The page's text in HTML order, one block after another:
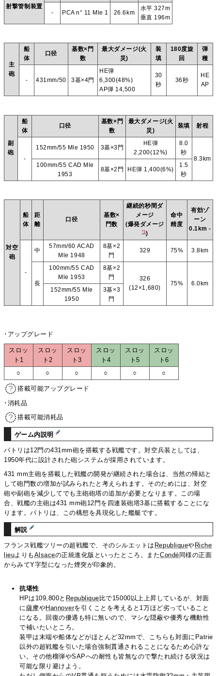
射撃管制装置
- PCA n° 11 Mle 1 26.6km
水平 327m
垂直 196m
主
砲
船
体
口径
基数×門
数
最大ダメージ(火
災)
装
填
180度旋
回
弾
種
- 431mm/50 3基×4門
HE弾
6,300(48%)
AP弾 14,500
30
秒
36秒
HE
AP
副
砲
船
体
口径
基数×門
数
最大ダメージ(火
災)
装填 射程
-
152mm/55 Mle 1950 3基×3門
HE弾
2,200(12%)
8.0
秒
8.3km
100mm/55 CAD Mle
1953
8基×2門 HE弾 1,400(6%)
1.5
秒
対空
砲
船
体
距
離
口径
基数×
門数
継続的秒間ダ
メージ
(爆発ダメージ
*1 )
命中
精度
有効ゾ
ーン
0.1km -
-
中
57mm/60 ACAD
Mle 1948
8基×2
門
329 75% 3.8km
長
100mm/55 CAD
Mle 1953
8基×2
門
326
(12×1,680)
75%
6.0km
152mm/55 Mle
1950
3基×3
門
･アップグレード
スロッ
ト1
スロッ
ト2
スロッ
ト3
スロッ
ト4
スロッ
ト5
スロッ
ト6
○
○ ○ ○ ○ ○
搭載可能アップグレード
･消耗品
搭載可能消耗品
ゲーム内説明
パトリは12門の431mm砲を搭載する戦艦です。対空兵装としては、
1950年代に設計された砲システムが採用されています。
431 mm主砲を搭載した戦艦の開発が継続された場合は、当然の帰結と
して砲門数の増加が試みられたと考えられます。そのためには、対空
砲や副砲を減少してでも主砲砲塔の追加が必要となります。この場
合、戦艦の主砲は431 mm砲12門を四連装砲塔3基に搭載することにな
ります。パトリは、この構想を具現化した艦艇です。
解説
フランス戦艦ツリーの超戦艦で、そのシルエットは Republiqueや Riche
lieuよりも Alsaceの正統進化版といったところ。またCondé 同様の正面
からみてY字型になった煙突が印象的。
抗堪性
HPは109,800と Republique 比で15000以上上昇しているが、対面
に薩摩やHannoverを引くことを考えると1万ほど劣っていること
になる。回復の優遇も特に無いので、マシな隠蔽や優秀な機動性
で補いたいところ。
装甲は末端や船体などがほとんど32mmで、こちらも対面にPatrie
以外の超戦艦を引いた場合強制貫通されることになるため心許な
い。その他榴弾やSAPへの耐性も皆無なので撃たれ続ける状況は
可能な限り避けよう。